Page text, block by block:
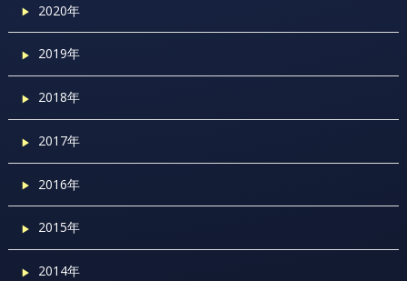
2020年
2019年
2018年
2017年
2016年
2015年
2014年